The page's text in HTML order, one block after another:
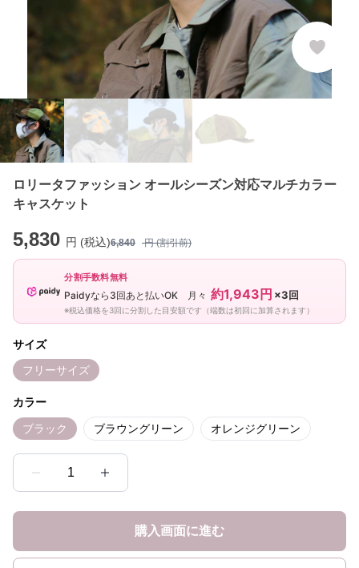
ロリータファッション オールシーズン対応マルチカラー
キャスケット
5,830 円 (税込)6,840 円 (割引前)
分割手数料無料
Paidyなら3回あと払いOK 月々 約1,943円 ×3回
※税込価格を3回に分割した目安額です（端数は初回に加算されます）
サイズ
フリーサイズ
カラー
ブラック ブラウングリーン オレンジグリーン
1
購入画面に進む